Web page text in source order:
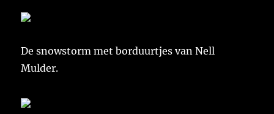
De snowstorm met borduurtjes van Nell
Mulder.